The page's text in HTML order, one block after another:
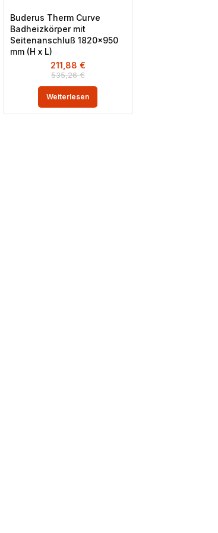
Buderus Therm Curve
Badheizkörper mit
Seitenanschluß 1820×950
mm (H x L)
535,26€
211,88 €
Weiterlesen